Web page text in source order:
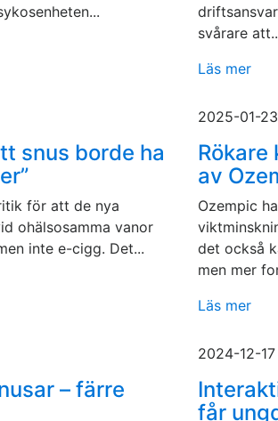
svårare
Läs mer
snus borde ha
för att de nya
ohälsosamma vanor
inte e-cigg. Det...
2025-01-23
Rökare
av
Ozempic
det också
men mer
Läs mer
– färre
2024-12-17
får